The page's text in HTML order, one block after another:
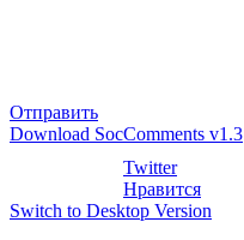
Отправить
Download SocComments v1.3
Twitter
Нравится
Switch to Desktop Version